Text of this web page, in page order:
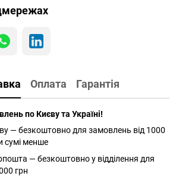
Оплата Гарантія
по Києву та Україні!
— безкоштовно для замовлень від 1000
сумі менше
— безкоштовно у відділення для
грн